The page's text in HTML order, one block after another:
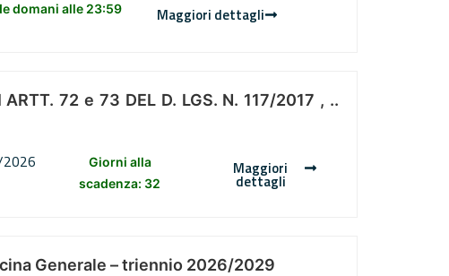
domani alle 23:59 Maggiori dettagli
ARTT. 72 e 73 DEL D. LGS. N. 117/2017 , ..
Giorni alla
scadenza: 32
Maggiori
dettagli
Generale – triennio 2026/2029